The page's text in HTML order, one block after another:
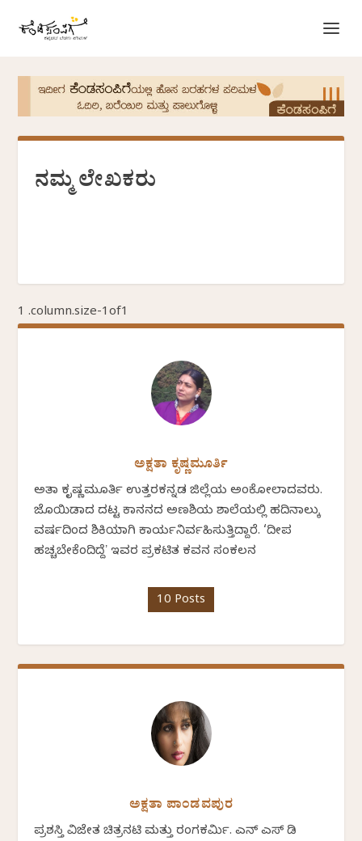
ನಮ್ಮ ಲೇಖಕರು
ಅಕ್ಷತಾ ಕೃಷ್ಣಮೂರ್ತಿ
ಅಕ್ಷತಾ ಕೃಷ್ಣಮೂರ್ತಿ ಉತ್ತರಕನ್ನಡ ಜಿಲ್ಲೆಯ ಅಂಕೋಲಾದವರು.
ಜೊಯಿಡಾದ ದಟ್ಟ ಕಾನನದ ಅಣಶಿಯ ಶಾಲೆಯಲ್ಲಿ ಹದಿನಾಲ್ಕು
ವರ್ಷದಿಂದ ಶಿಕ್ಷಕಿಯಾಗಿ ಕಾರ್ಯನಿರ್ವಹಿಸುತ್ತಿದ್ದಾರೆ. ‘ದೀಪ
ಹಚ್ಚಬೇಕೆಂದಿದ್ದೆʼ ಇವರ ಪ್ರಕಟಿತ ಕವನ ಸಂಕಲನ
10 Posts
ಅಕ್ಷತಾ ಪಾಂಡವಪುರ
ಪ್ರಶಸ್ತಿ ವಿಜೇತ ಚಿತ್ರನಟಿ ಮತ್ತು ರಂಗಕರ್ಮಿ. ಎನ್ ಎಸ್ ಡಿ